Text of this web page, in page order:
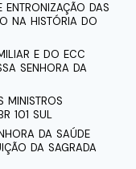
DAS
NA HISTÓRIA DO
E DO ECC
SENHORA DA
MINISTROS
101 SUL
DA SAÚDE
DA SAGRADA